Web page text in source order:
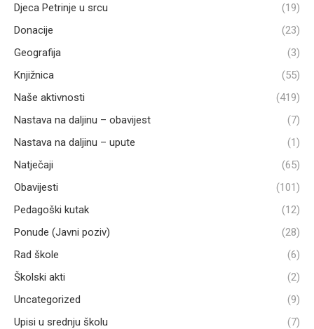
Djeca Petrinje u srcu
(19)
Donacije
(23)
Geografija
(3)
Knjižnica
(55)
Naše aktivnosti
(419)
Nastava na daljinu – obavijest
(7)
Nastava na daljinu – upute
(1)
Natječaji
(65)
Obavijesti
(101)
Pedagoški kutak
(12)
Ponude (Javni poziv)
(28)
Rad škole
(6)
Školski akti
(2)
Uncategorized
(9)
Upisi u srednju školu
(7)